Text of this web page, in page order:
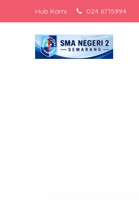
Hub Kami 024 6715994